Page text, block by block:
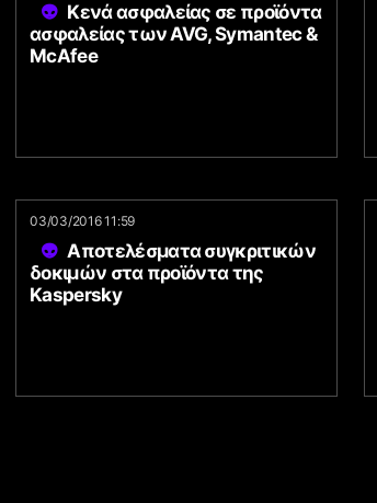
Κενά ασφαλείας σε προϊόντα
ασφαλείας των AVG, Symantec &
McAfee
03/03/2016 11:59
Αποτελέσματα συγκριτικών
δοκιμών στα προϊόντα της
Kaspersky